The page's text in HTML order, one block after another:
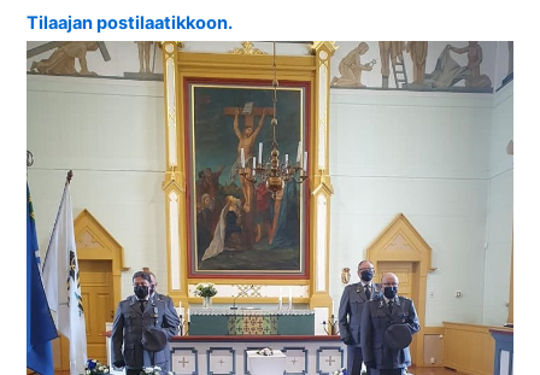
Tilaajan postilaatikkoon.